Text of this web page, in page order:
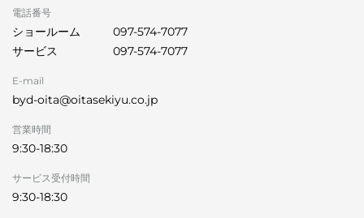
電話番号
ショールーム
097-574-7077
サービス
097-574-7077
E-mail
byd-oita@oitasekiyu.co.jp
営業時間
9:30-18:30
サービス受付時間
9:30-18:30